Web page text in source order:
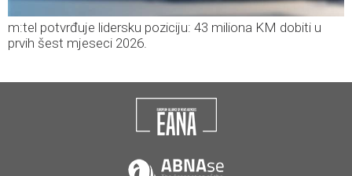
m:tel potvrđuje lidersku poziciju: 43 miliona KM dobiti u
prvih šest mjeseci 2026.